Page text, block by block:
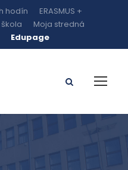
hodín
ERASMUS +
Moja stredná
Edupage